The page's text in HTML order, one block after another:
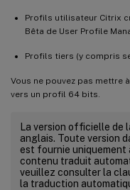
Profils utilisateur Citrix
Bêta de User Profile
Profils tiers (y compris
Vous ne pouvez pas mettre
vers un profil 64 bits.
La version officielle de
anglais. Toute version
est fournie
contenu traduit
veuillez consulter la
la traduction